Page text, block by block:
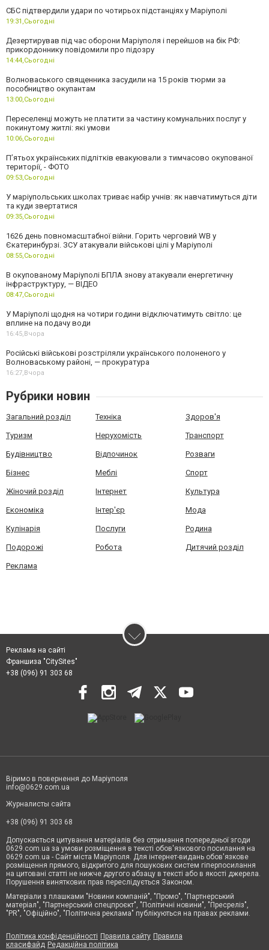
СБС підтвердили удари по чотирьох підстанціях у Маріуполі
19:31,Сьогодні
Дезертирував під час оборони Маріуполя і перейшов на бік РФ:
прикордоннику повідомили про підозру
14:44,Сьогодні
Волноваського священника засудили на 15 років тюрми за
пособництво окупантам
13:00,Сьогодні
Переселенці можуть не платити за частину комунальних послуг у
покинутому житлі: які умови
10:06,Сьогодні
П’ятьох українських підлітків евакуювали з тимчасово окупованої
території, - ФОТО
09:53,Сьогодні
У маріупольських школах триває набір учнів: як навчатимуться діти
та куди звертатися
09:35,Сьогодні
1626 день повномасштабної війни. Горить черговий WB у
Єкатеринбурзі. ЗСУ атакували військові цілі у Маріуполі
08:55,Сьогодні
В окупованому Маріуполі БПЛА знову атакували енергетичну
інфраструктуру, — ВІДЕО
08:47,Сьогодні
У Маріуполі щодня на чотири години відключатимуть світло: це
вплине на подачу води
16:45,Вчора
Російські військові розстріляли українського полоненого у
Волноваському районі, — прокуратура
16:27,Вчора
Рубрики новин
Загальний розділ Техніка Здоров'я
Туризм Нерухомість Транспорт
Будівництво Відпочинок Розваги
Бізнес Меблі Спорт
Жіночий розділ Інтернет Культура
Економіка Інтер'єр Мода
Кулінарія Послуги Родина
Подорожі Робота Дитячий розділ
Реклама
Реклама на сайті
Франшиза "CitySites"
+38 (096) 91 303 68
Віримо в повернення до Маріуполя
info@0629.com.ua
Журналисты сайта
+38 (096) 91 303 68
Допускається цитування матеріалів без отримання попередньої згоди
0629.com.ua за умови розміщення в тексті обов'язкового посилання на
0629.com.ua - Сайт міста Маріуполя. Для інтернет-видань обов'язкове
розміщення прямого, відкритого для пошукових систем гіперпосилання
на цитовані статті не нижче другого абзацу в тексті або в якості джерела.
Порушення виняткових прав переслідується Законом.
Матеріали з плашками "Новини компаній", "Промо", "Партнерський
матеріал", "Партнерський спецпроєкт", "Політичні новини", "Пресреліз",
"PR", "Офіційно", "Політична реклама" публікуються на правах реклами.
Політика конфіденційності Правила сайту Правила
класифайд Редакційна політика